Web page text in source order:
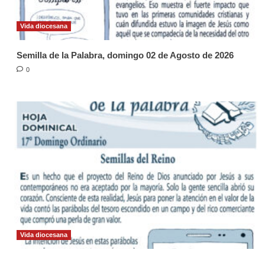
Vida diocesana
Semilla de la Palabra, domingo 02 de Agosto de 2026
0
Vida diocesana